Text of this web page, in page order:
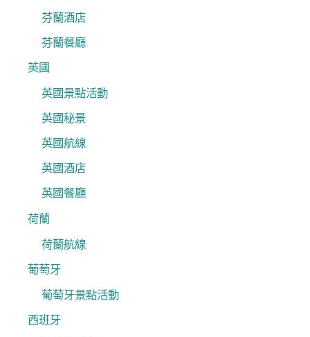
芬蘭酒店
芬蘭餐廳
英國
英國景點活動
英國秘景
英國航線
英國酒店
英國餐廳
荷蘭
荷蘭航線
葡萄牙
葡萄牙景點活動
西班牙